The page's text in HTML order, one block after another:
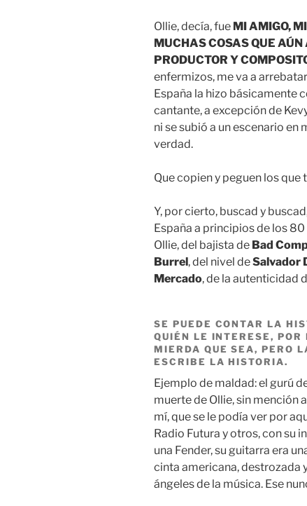
Ollie, decía, fue MI AMIGO,
MUCHAS COSAS QUE AÚN
PRODUCTOR Y
enfermizos, me va a
España la hizo básicamente
cantante, a excepción de
ni se subió a un escenario en
verdad.
Que copien y peguen los
Y, por cierto, buscad y
España a principios de los
Ollie, del bajista de Bad
Burrel, del nivel deSalvador
Mercado, de la autenticidad
SE PUEDE CONTAR LA
QUIÉN LE INTERESE,
MIERDA QUE SEA, PERO
ESCRIBE LA HISTORIA.
Ejemplo de maldad: el gurú
muerte de Ollie, sin mención
mí, que se le podía ver por
Radio Futura y otros, con su
una Fender, su guitarra era
cinta americana, destrozada
ángeles de la música. Ese